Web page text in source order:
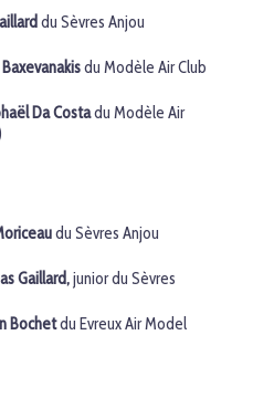
du Sèvres Anjou
du Modèle Air Club
Da Costadu Modèle Air
du Sèvres Anjou
Gaillard,junior du Sèvres
Bochetdu Evreux Air Model